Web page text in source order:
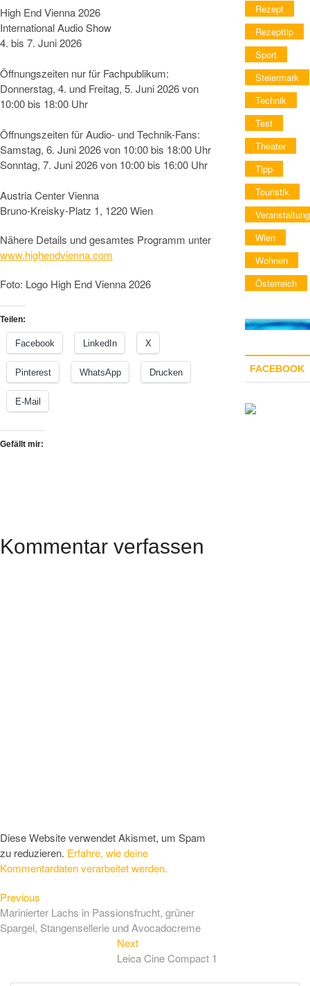
High End Vienna 2026
International Audio Show
4. bis 7. Juni 2026
Öffnungszeiten nur für Fachpublikum:
Donnerstag, 4. und Freitag, 5. Juni 2026 von
10:00 bis 18:00 Uhr
Öffnungszeiten für Audio- und Technik-Fans:
Samstag, 6. Juni 2026 von 10:00 bis 18:00 Uhr
Sonntag, 7. Juni 2026 von 10:00 bis 16:00 Uhr
Austria Center Vienna
Bruno-Kreisky-Platz 1, 1220 Wien
Nähere Details und gesamtes Programm unter
www.highendvienna.com
Foto: Logo High End Vienna 2026
Teilen:
Facebook LinkedIn X
Pinterest WhatsApp Drucken
E-Mail
Gefällt mir:
Kommentar verfassen
Diese Website verwendet Akismet, um Spam
zu reduzieren. Erfahre, wie deine
Kommentardaten verarbeitet werden.
Beitragsnavigation
Previous
post:
Marinierter Lachs in Passionsfrucht, grüner
Spargel, Stangensellerie und Avocadocreme
NextNext
post:
Leica Cine Compact 1
Rezept
Rezepttip
Sport
Steiermark
Technik
Test
Theater
Tipp
Touristik
Veranstaltung
Wien
Wohnen
Österreich
FACEBOOK